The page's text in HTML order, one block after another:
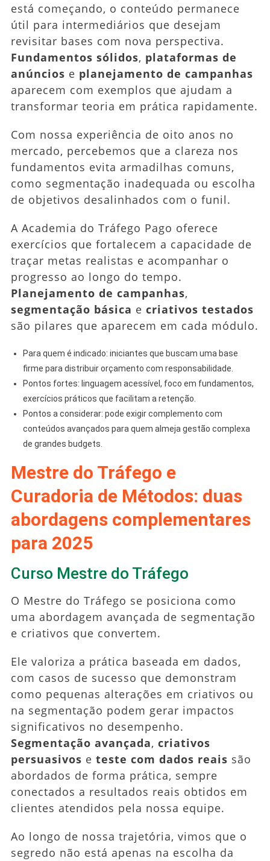
está começando, o conteúdo permanece
útil para intermediários que desejam
revisitar bases com nova perspectiva.
Fundamentos sólidos, plataformas de
anúncios e planejamento de campanhas
aparecem com exemplos que ajudam a
transformar teoria em prática rapidamente.
Com nossa experiência de oito anos no
mercado, percebemos que a clareza nos
fundamentos evita armadilhas comuns,
como segmentação inadequada ou escolha
de objetivos desalinhados com o funil.
A Academia do Tráfego Pago oferece
exercícios que fortalecem a capacidade de
traçar metas realistas e acompanhar o
progresso ao longo do tempo.
Planejamento de campanhas,
segmentação básica e criativos testados
são pilares que aparecem em cada módulo.
Para quem é indicado: iniciantes que buscam uma base
firme para distribuir orçamento com responsabilidade.
Pontos fortes: linguagem acessível, foco em fundamentos,
exercícios práticos que facilitam a retenção.
Pontos a considerar: pode exigir complemento com
conteúdos avançados para quem almeja gestão complexa
de grandes budgets.
Mestre do Tráfego e
Curadoria de Métodos: duas
abordagens complementares
para 2025
Curso Mestre do Tráfego
O Mestre do Tráfego se posiciona como
uma abordagem avançada de segmentação
e criativos que convertem.
Ele valoriza a prática baseada em dados,
com casos de sucesso que demonstram
como pequenas alterações em criativos ou
na segmentação podem gerar impactos
significativos no desempenho.
Segmentação avançada, criativos
persuasivos e teste com dados reais são
abordados de forma prática, sempre
conectados a resultados reais obtidos em
clientes atendidos pela nossa equipe.
Ao longo de nossa trajetória, vimos que o
segredo não está apenas na escolha da